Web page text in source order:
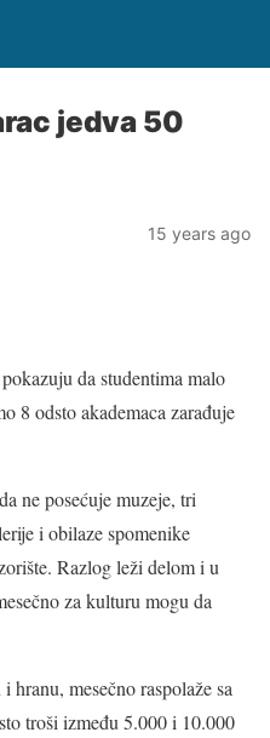
jedva 50
15 years ago
da studentima malo
8 odsto akademaca zarađuje
ne posećuje muzeje, tri
i obilaze spomenike
Razlog leži delom i u
za kulturu mogu da
hranu, mesečno raspolaže sa
troši između 5.000 i 10.000